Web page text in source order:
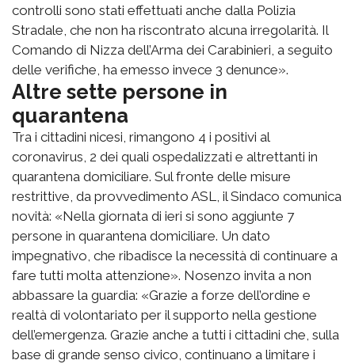
controlli sono stati effettuati anche dalla Polizia
Stradale, che non ha riscontrato alcuna irregolarità. Il
Comando di Nizza dell’Arma dei Carabinieri, a seguito
delle verifiche, ha emesso invece 3 denunce».
Altre sette persone in
quarantena
Tra i cittadini nicesi, rimangono 4 i positivi al
coronavirus, 2 dei quali ospedalizzati e altrettanti in
quarantena domiciliare. Sul fronte delle misure
restrittive, da provvedimento ASL, il Sindaco comunica
novità: «Nella giornata di ieri si sono aggiunte 7
persone in quarantena domiciliare. Un dato
impegnativo, che ribadisce la necessità di continuare a
fare tutti molta attenzione». Nosenzo invita a non
abbassare la guardia: «Grazie a forze dell’ordine e
realtà di volontariato per il supporto nella gestione
dell’emergenza. Grazie anche a tutti i cittadini che, sulla
base di grande senso civico, continuano a limitare i